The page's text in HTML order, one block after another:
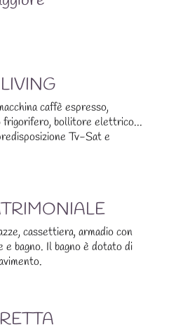
caffè espresso,
frigorifero, bollitore elettrico...
Tv-Sat e
cassettiera, armadio con
bagno. Il bagno è dotato di